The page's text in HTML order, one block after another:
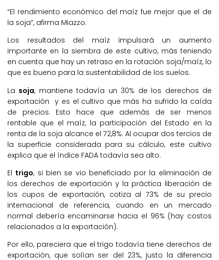
“El rendimiento económico del maíz fue mejor que el de
la soja”, afirma Miazzo.
Los resultados del maíz impulsará un aumento
importante en la siembra de este cultivo, más teniendo
en cuenta que hay un retraso en la rotación soja/maíz, lo
que es bueno para la sustentabilidad de los suelos.
La soja, mantiene todavía un 30% de los derechos de
exportación y es el cultivo que más ha sufrido la caída
de precios. Esto hace que además de ser menos
rentable que el maíz, la participación del Estado en la
renta de la soja alcance el 72,8%. Al ocupar dos tercios de
la superficie considerada para su cálculo, este cultivo
explica que el índice FADA todavía sea alto.
El trigo, si bien se vio beneficiado por la eliminación de
los derechos de exportación y la práctica liberación de
los cupos de exportación, cotiza al 73% de su precio
internacional de referencia, cuando en un mercado
normal debería encaminarse hacia el 96% (hay costos
relacionados a la exportación).
Por ello, pareciera que el trigo todavía tiene derechos de
exportación, que solían ser del 23%, justo la diferencia